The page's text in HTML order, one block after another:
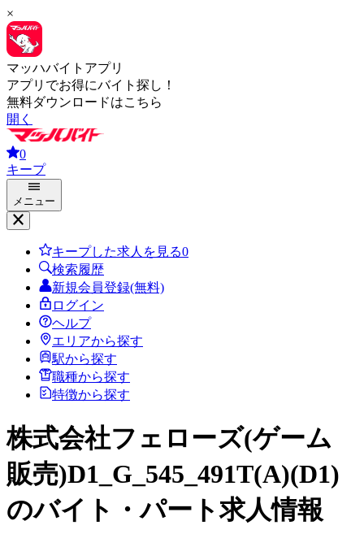
×
マッハバイトアプリ
アプリでお得にバイト探し！
無料ダウンロードはこちら
開く
0
キープ
メニュー
キープした求人を見る0
検索履歴
新規会員登録(無料)
ログイン
ヘルプ
エリアから探す
駅から探す
職種から探す
特徴から探す
株式会社フェローズ(ゲーム
販売)D1_G_545_491T(A)(D1)
のバイト・パート求人情報